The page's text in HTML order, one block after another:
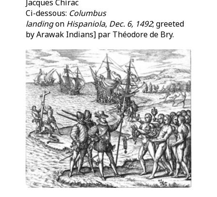
Jacques Chirac
Ci-dessous: Columbus
landingon Hispaniola, Dec. 6, 1492; greeted
by Arawak Indians] par Théodore de Bry.